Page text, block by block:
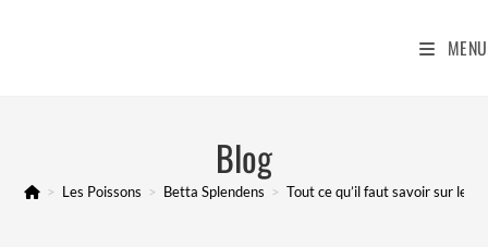
MENU
Blog
> Les Poissons > Betta Splendens > Tout ce qu’il faut savoir sur le